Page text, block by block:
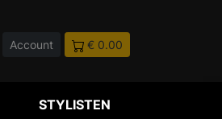
Account € 0.00
STYLISTEN